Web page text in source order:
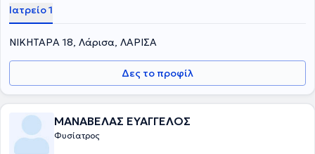
Ιατρείο 1
ΝΙΚΗΤΑΡΑ 18, Λάρισα, ΛΑΡΙΣΑ
Δες το προφίλ
ΜΑΝΑΒΕΛΑΣ ΕΥΑΓΓΕΛΟΣ
Φυσίατρος